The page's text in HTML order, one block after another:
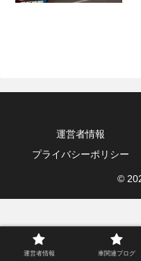
運営者情報
プライバシーポリシー
©
運営者情報 車関連ブログ